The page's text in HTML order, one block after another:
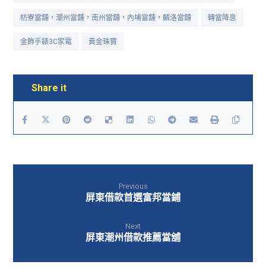
枋寮當舖，潮州當舖，南州當舖，內埔當舖，麟洛當舖 轉當降息
金飾手錶3C家電 黃金珠寶
Previous
屏東借款首選富邦當鋪
Next
屏東潮州借款推薦當舖